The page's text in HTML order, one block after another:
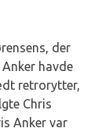
der
havde
retrorytter,
Chris
Anker var